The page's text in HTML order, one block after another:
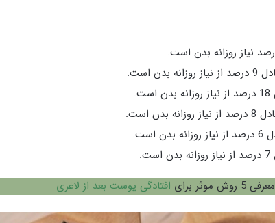
معرفی 5 روش موثر برای
افتادگی پوست بعد از لاغری